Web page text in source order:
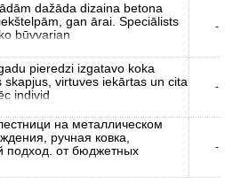
dažāda dizaina betona
gan ārai. Speciālists
būvvarian
-
pieredzi izgatavo koka
skapjus, virtuves iekārtas un cita
individ
-
на металлическом
ручная ковка,
подход. от бюджетных
-